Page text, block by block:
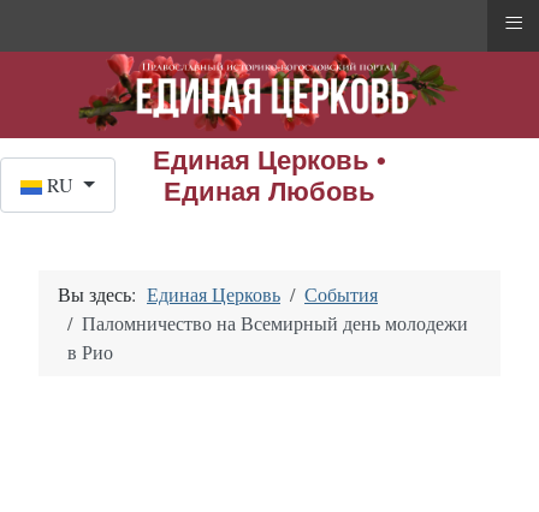
Единая Церковь •
Единая Любовь
RU
Вы здесь: Единая Церковь
События
Паломничество на Всемирный день молодежи
в Рио
≡